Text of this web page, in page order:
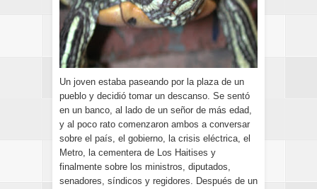
Un joven estaba paseando por la plaza de un
pueblo y decidió tomar un descanso. Se sentó
en un banco, al lado de un señor de más edad,
y al poco rato comenzaron ambos a conversar
sobre el país, el gobierno, la crisis eléctrica, el
Metro, la cementera de Los Haitises y
finalmente sobre los ministros, diputados,
senadores, síndicos y regidores. Después de un